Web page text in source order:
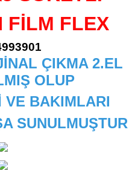
FİLM FLEX
ÇIKMA 2.EL
OLUP
VE BAKIMLARI
SUNULMUŞTUR